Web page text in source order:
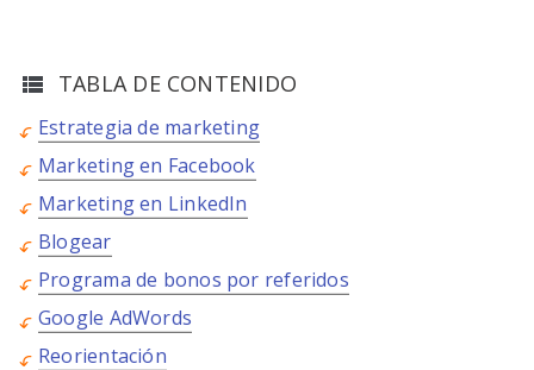
TABLA DE CONTENIDO
Estrategia de marketing
Marketing en Facebook
Marketing en LinkedIn
Blogear
Programa de bonos por referidos
Google AdWords
Reorientación